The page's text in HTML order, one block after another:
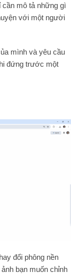
cần mô tả những gì
với một người
mình và yêu cầu
đứng trước một
đổi phông nền
bạn muốn chỉnh